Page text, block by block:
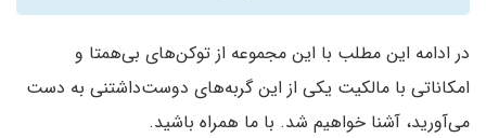
در ادامه این مطلب با این مجموعه از توکن‌های بی‌همتا و
امکاناتی با مالکیت یکی از این گربه‌های دوست‌داشتنی به دست
می‌آورید، آشنا خواهیم شد. با ما همراه باشید.